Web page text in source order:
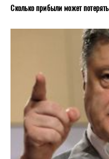
Сколько прибыли может